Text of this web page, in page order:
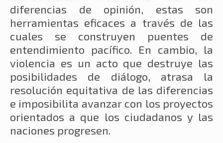
diferencias de opinión, estas son
herramientas eficaces a través de las
cuales se construyen puentes de
entendimiento pacífico. En cambio, la
violencia es un acto que destruye las
posibilidades de diálogo, atrasa la
resolución equitativa de las diferencias
e imposibilita avanzar con los proyectos
orientados a que los ciudadanos y las
naciones progresen.